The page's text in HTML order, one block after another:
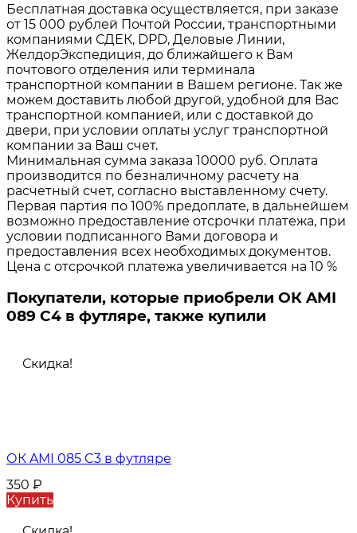
Бесплатная доставка осуществляется, при заказе
от 15 000 рублей Почтой России, транспортными
компаниями СДЕК, DPD, Деловые Линии,
ЖелдорЭкспедиция, до ближайшего к Вам
почтового отделения или терминала
транспортной компании в Вашем регионе. Так же
можем доставить любой другой, удобной для Вас
транспортной компанией, или с доставкой до
двери, при условии оплаты услуг транспортной
компании за Ваш счет.
Минимальная сумма заказа 10000 руб. Оплата
производится по безналичному расчету на
расчетный счет, согласно выставленному счету.
Первая партия по 100% предоплате, в дальнейшем
возможно предоставление отсрочки платежа, при
условии подписанного Вами договора и
предоставления всех необходимых документов.
Цена с отсрочкой платежа увеличивается на 10 %
Покупатели, которые приобрели ОК AMI
089 C4 в футляре, также купили
Скидка!
ОК AMI 085 C3 в футляре
350 ₽
Купить